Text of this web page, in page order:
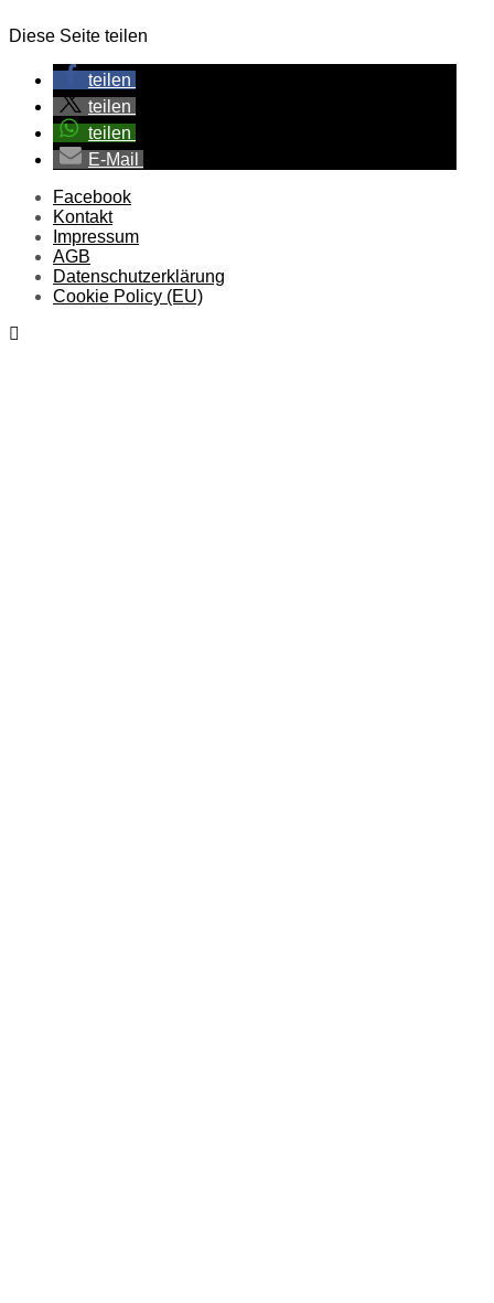
Diese Seite teilen
teilen
teilen
teilen
E-Mail
Facebook
Kontakt
Impressum
AGB
Datenschutzerklärung
Cookie Policy (EU)